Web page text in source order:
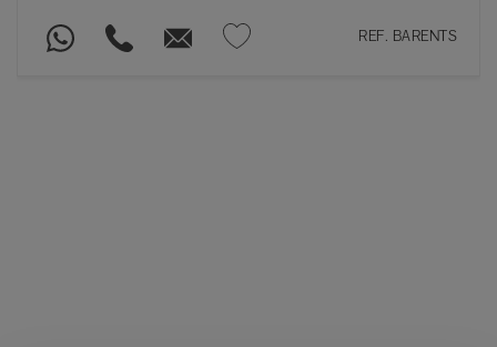
REF. BARENTS